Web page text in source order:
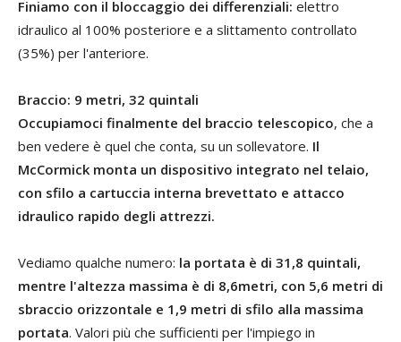
Finiamo con il bloccaggio dei differenziali: elettro
idraulico al 100% posteriore e a slittamento controllato
(35%) per l'anteriore.
Braccio: 9 metri, 32 quintali
Occupiamoci finalmente del braccio telescopico, che a
ben vedere è quel che conta, su un sollevatore. Il
McCormick monta un dispositivo integrato nel telaio,
con sfilo a cartuccia interna brevettato e attacco
idraulico rapido degli attrezzi.
Vediamo qualche numero: la portata è di 31,8 quintali,
mentre l'altezza massima è di 8,6metri, con 5,6 metri di
sbraccio orizzontale e 1,9 metri di sfilo alla massima
portata. Valori più che sufficienti per l'impiego in